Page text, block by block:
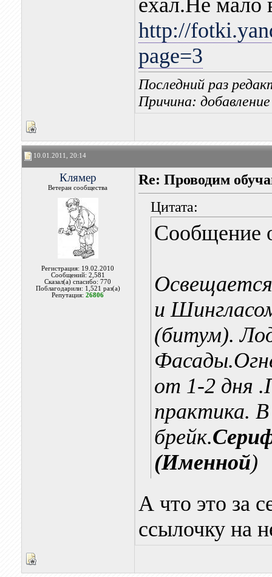
ехал.Не мало
http://
page=3
Последний раз
Причина:
10.01.2011, 20:14
Клямер
Ветеран сообщества
Регистрация: 19.02.2010
Сообщений: 2,581
Сказал(а) спасибо: 770
Поблагодарили: 1,521 раз(а)
Репутация:26806
Re: Проводим
Цитата:
Сообщение
и
(битум).
от 1-2 дня
практика.
брейк.
(Именной)
А что это за
ссылочку на